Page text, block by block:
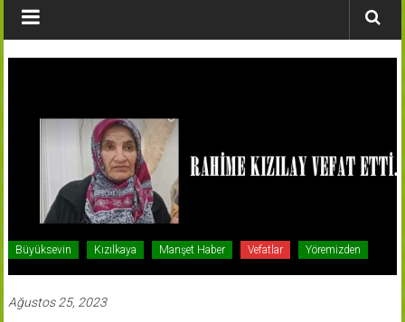
Köyleri
Büyüksevin Kızılkaya Manşet Haber Vefatlar Yöremizden
Ağustos 25, 2023